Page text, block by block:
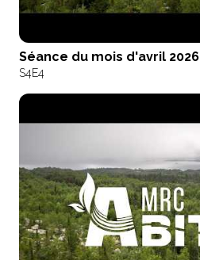
Séance du mois d'avril 2026
S4E4